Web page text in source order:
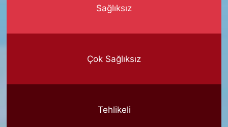
Sağlıksız
Çok Sağlıksız
Tehlikeli